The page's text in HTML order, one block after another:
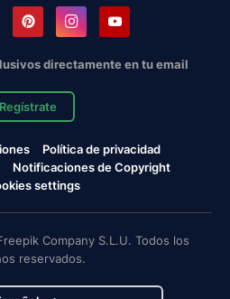
directamente en tu email
Regístrate
Política de privacidad
Notificaciones de Copyright
settings
Company S.L.U. Todos los
reservados.